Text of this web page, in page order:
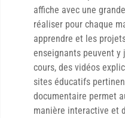
affiche avec une
réaliser pour chaque
apprendre et les
enseignants peuvent y
cours, des vidéos
sites éducatifs
documentaire permet
manière interactive et